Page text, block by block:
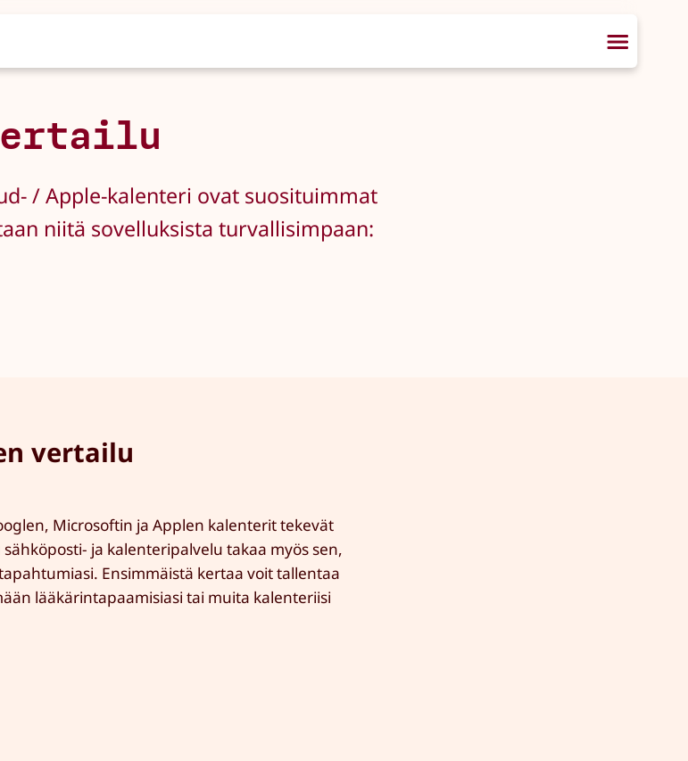
/ Apple-kalenteri ovat suosituimmat
niitä sovelluksista turvallisimpaan:
vertailu
Microsoftin ja Applen kalenterit tekevät
ja kalenteripalvelu takaa myös sen,
Ensimmäistä kertaa voit tallentaa
lääkärintapaamisiasi tai muita kalenteriisi